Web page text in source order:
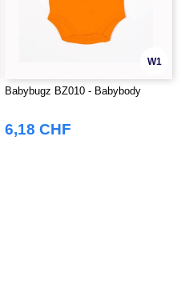
W1
Babybugz BZ010 - Babybody
6,18 CHF